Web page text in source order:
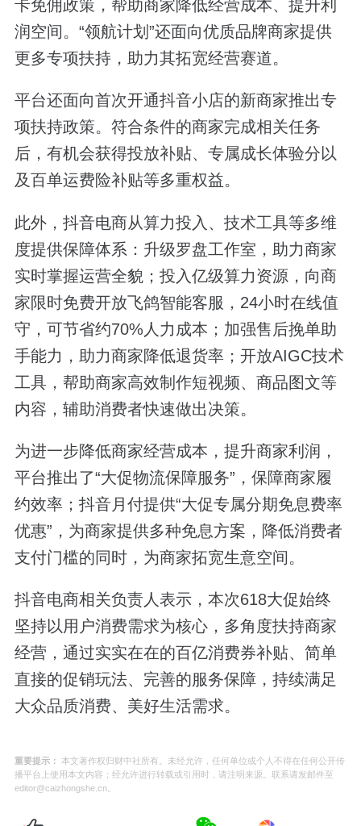
卡免佣政策，帮助商家降低经营成本、提升利
润空间。“领航计划”还面向优质品牌商家提供
更多专项扶持，助力其拓宽经营赛道。
平台还面向首次开通抖音小店的新商家推出专
项扶持政策。符合条件的商家完成相关任务
后，有机会获得投放补贴、专属成长体验分以
及百单运费险补贴等多重权益。
此外，抖音电商从算力投入、技术工具等多维
度提供保障体系：升级罗盘工作室，助力商家
实时掌握运营全貌；投入亿级算力资源，向商
家限时免费开放飞鸽智能客服，24小时在线值
守，可节省约70%人力成本；加强售后挽单助
手能力，助力商家降低退货率；开放AIGC技术
工具，帮助商家高效制作短视频、商品图文等
内容，辅助消费者快速做出决策。
为进一步降低商家经营成本，提升商家利润，
平台推出了“大促物流保障服务”，保障商家履
约效率；抖音月付提供“大促专属分期免息费率
优惠”，为商家提供多种免息方案，降低消费者
支付门槛的同时，为商家拓宽生意空间。
抖音电商相关负责人表示，本次618大促始终
坚持以用户消费需求为核心，多角度扶持商家
经营，通过实实在在的百亿消费券补贴、简单
直接的促销玩法、完善的服务保障，持续满足
大众品质消费、美好生活需求。
重要提示： 本文著作权归财中社所有。未经允许，任何单位或个人不得在任何公开传
播平台上使用本文内容；经允许进行转载或引用时，请注明来源。联系请发邮件至
editor@caizhongshe.cn。